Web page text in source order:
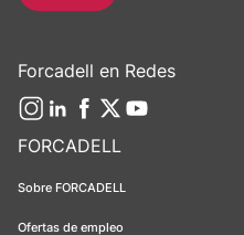
FORCADELL
Sobre FORCADELL
Ofertas de empleo
Forcadell en Redes